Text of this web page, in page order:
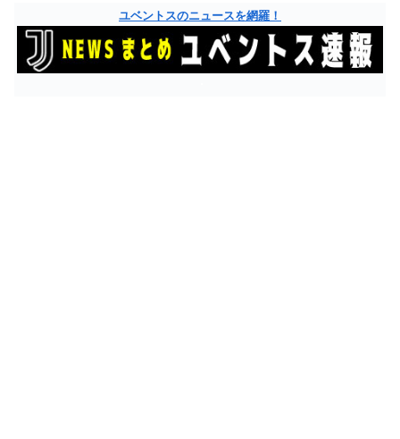
ユベントスのニュースを網羅！